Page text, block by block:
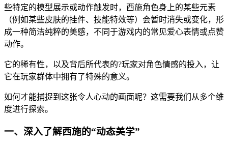
些特定的模型展示或动作触发时，西施角色身上的某些元素
（例如某些皮肤的挂件、技能特效等）会暂时消失或变化，形
成一种简洁纯粹的美感，不同于游戏内的常见爱心表情或点赞
动作。
它的稀有性，以及背后所代表的?玩家对角色情感的投入，让
它在玩家群体中拥有了特殊的意义。
如何才能捕捉到这张令人心动的画面呢？这需要我们从多个维
度进行探索。
一、深入了解西施的“动态美学”